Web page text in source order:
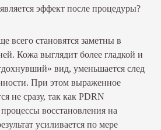
эффект после процедуры?
всего становятся заметны в
Кожа выглядит более гладкой и
вид, уменьшается след
При этом выраженное
не сразу, так как PDRN
восстановления на
усиливается по мере